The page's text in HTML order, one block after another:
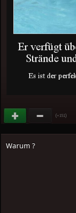
(+151)
Warum ?